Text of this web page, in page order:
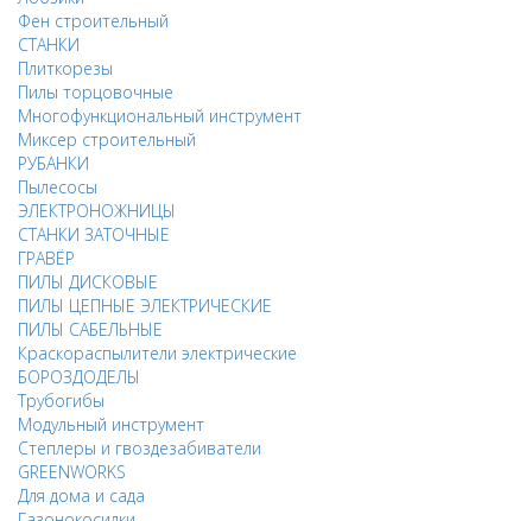
Фен строительный
СТАНКИ
Плиткорезы
Пилы торцовочные
Многофункциональный инструмент
Миксер строительный
РУБАНКИ
Пылесосы
ЭЛЕКТРОНОЖНИЦЫ
СТАНКИ ЗАТОЧНЫЕ
ГРАВЁР
ПИЛЫ ДИСКОВЫЕ
ПИЛЫ ЦЕПНЫЕ ЭЛЕКТРИЧЕСКИЕ
ПИЛЫ САБЕЛЬНЫЕ
Краскораспылители электрические
БОРОЗДОДЕЛЫ
Трубогибы
Модульный инструмент
Степлеры и гвоздезабиватели
GREENWORKS
Для дома и сада